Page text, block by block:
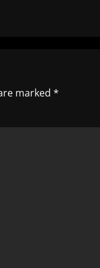
marked *